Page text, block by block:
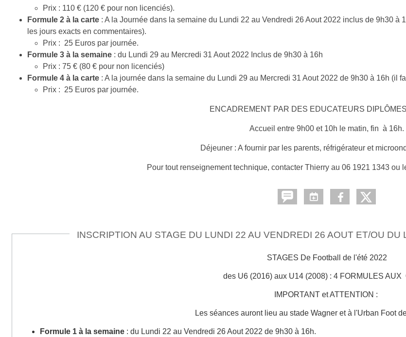
Prix : 110 € (120 € pour non licenciés).
Formule 2 à la carte : A la Journée dans la semaine du Lundi 22 au Vendredi 26 Aout 2022 inclus de 9h30 à
les jours exacts en commentaires).
Prix : 25 Euros par journée.
Formule 3 à la semaine : du Lundi 29 au Mercredi 31 Aout 2022 Inclus de 9h30 à 16h
Prix : 75 € (80 € pour non licenciés)
Formule 4 à la carte : A la journée dans la semaine du Lundi 29 au Mercredi 31 Aout 2022 de 9h30 à 16h (il
Prix : 25 Euros par journée.
ENCADREMENT PAR DES EDUCATEURS
Accueil entre 9h00 et 10h le matin, fin à 16h.
Déjeuner : A fournir par les parents, réfrigérateur et
Pour tout renseignement technique, contacter Thierry au 06 1921 1343 ou
INSCRIPTION AU STAGE DU LUNDI 22 AU VENDREDI 26 AOUT ET/OU
STAGES De Football de l'été 2022
des U6 (2016) aux U14 (2008) : 4 FORMULES AUX
IMPORTANT et ATTENTION :
Les séances auront lieu au stade Wagner et à l'Urban Foot
Formule 1 à la semaine : du Lundi 22 au Vendredi 26 Aout 2022 de 9h30 à 16h.